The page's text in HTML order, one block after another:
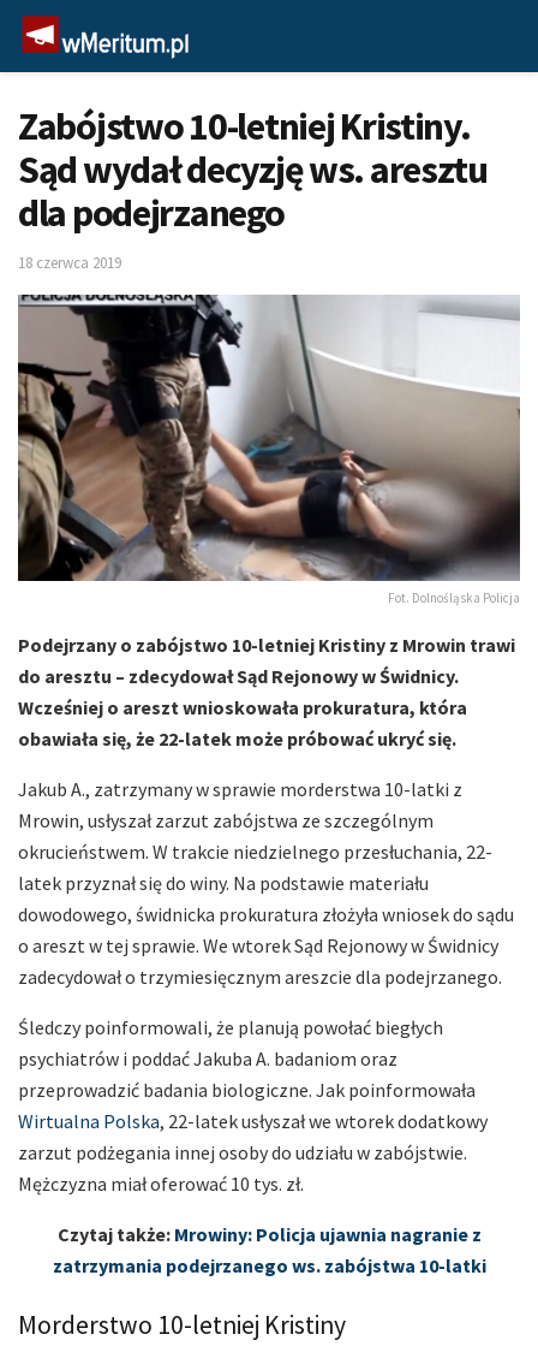
Zabójstwo 10-letniej Kristiny.
Sąd wydał decyzję ws. aresztu
dla podejrzanego
18 czerwca 2019
Fot. Dolnośląska Policja
Podejrzany o zabójstwo 10-letniej Kristiny z Mrowin trawi
do aresztu – zdecydował Sąd Rejonowy w Świdnicy.
Wcześniej o areszt wnioskowała prokuratura, która
obawiała się, że 22-latek może próbować ukryć się.
Jakub A., zatrzymany w sprawie morderstwa 10-latki z
Mrowin, usłyszał zarzut zabójstwa ze szczególnym
okrucieństwem. W trakcie niedzielnego przesłuchania, 22-
latek przyznał się do winy. Na podstawie materiału
dowodowego, świdnicka prokuratura złożyła wniosek do sądu
o areszt w tej sprawie. We wtorek Sąd Rejonowy w Świdnicy
zadecydował o trzymiesięcznym areszcie dla podejrzanego.
Śledczy poinformowali, że planują powołać biegłych
psychiatrów i poddać Jakuba A. badaniom oraz
przeprowadzić badania biologiczne. Jak poinformowała
Wirtualna Polska, 22-latek usłyszał we wtorek dodatkowy
zarzut podżegania innej osoby do udziału w zabójstwie.
Mężczyzna miał oferować 10 tys. zł.
Czytaj także: Mrowiny: Policja ujawnia nagranie z
zatrzymania podejrzanego ws. zabójstwa 10-latki
Morderstwo 10-letniej Kristiny